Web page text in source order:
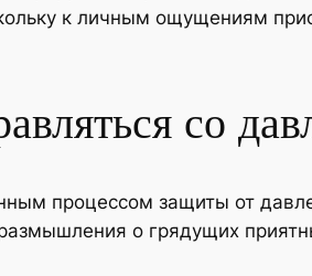
к личным ощущениям
со
процессом защиты от
о грядущих